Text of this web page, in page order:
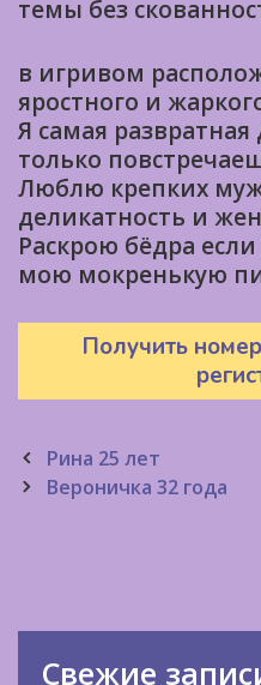
темы без
в игривом
яростного и
Я самая
только
Люблю крепких
деликатность и
Раскрою бёдра
мою мокренькую
Получить
Post
navigation
Рина 25 лет
Вероничка 32 года
Свежие